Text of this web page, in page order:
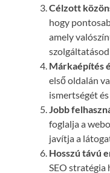
Célzott
hogy
amely
Márkaépítés
első oldalán
ismertségét
Jobb
foglalja a
javítja a
Hosszú távú
SEO